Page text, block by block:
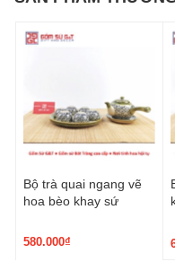
Bộ trà quai ngang vẽ
hoa bèo khay sứ
580.000₫